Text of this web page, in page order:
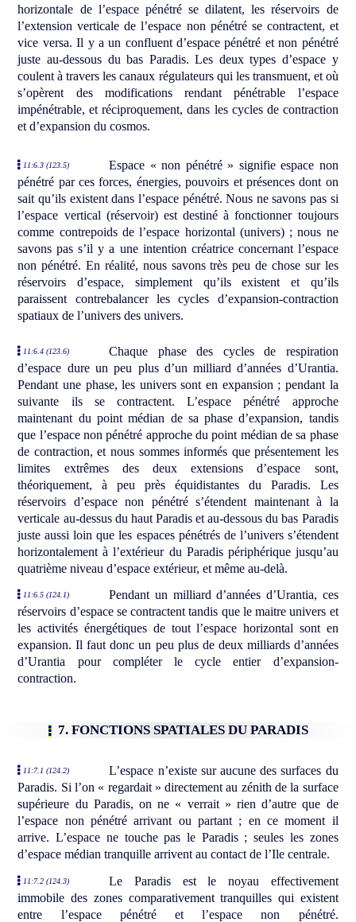
horizontale de l’espace pénétré se dilatent, les réservoirs de
l’extension verticale de l’espace non pénétré se contractent, et
vice versa. Il y a un confluent d’espace pénétré et non pénétré
juste au-dessous du bas Paradis. Les deux types d’espace y
coulent à travers les canaux régulateurs qui les transmuent, et où
s’opèrent des modifications rendant pénétrable l’espace
impénétrable, et réciproquement, dans les cycles de contraction
et d’expansion du cosmos.
11:6.3 (123.5)
Espace « non pénétré » signifie espace non
pénétré par ces forces, énergies, pouvoirs et présences dont on
sait qu’ils existent dans l’espace pénétré. Nous ne savons pas si
l’espace vertical (réservoir) est destiné à fonctionner toujours
comme contrepoids de l’espace horizontal (univers) ; nous ne
savons pas s’il y a une intention créatrice concernant l’espace
non pénétré. En réalité, nous savons très peu de chose sur les
réservoirs d’espace, simplement qu’ils existent et qu’ils
paraissent contrebalancer les cycles d’expansion-contraction
spatiaux de l’univers des univers.
11:6.4 (123.6)
Chaque phase des cycles de respiration
d’espace dure un peu plus d’un milliard d’années d’Urantia.
Pendant une phase, les univers sont en expansion ; pendant la
suivante ils se contractent. L’espace pénétré approche
maintenant du point médian de sa phase d’expansion, tandis
que l’espace non pénétré approche du point médian de sa phase
de contraction, et nous sommes informés que présentement les
limites extrêmes des deux extensions d’espace sont,
théoriquement, à peu près équidistantes du Paradis. Les
réservoirs d’espace non pénétré s’étendent maintenant à la
verticale au-dessus du haut Paradis et au-dessous du bas Paradis
juste aussi loin que les espaces pénétrés de l’univers s’étendent
horizontalement à l’extérieur du Paradis périphérique jusqu’au
quatrième niveau d’espace extérieur, et même au-delà.
11:6.5 (124.1)
Pendant un milliard d’années d’Urantia, ces
réservoirs d’espace se contractent tandis que le maitre univers et
les activités énergétiques de tout l’espace horizontal sont en
expansion. Il faut donc un peu plus de deux milliards d’années
d’Urantia pour compléter le cycle entier d’expansion-
contraction.
7. FONCTIONS SPATIALES DU PARADIS
11:7.1 (124.2)
L’espace n’existe sur aucune des surfaces du
Paradis. Si l’on « regardait » directement au zénith de la surface
supérieure du Paradis, on ne « verrait » rien d’autre que de
l’espace non pénétré arrivant ou partant ; en ce moment il
arrive. L’espace ne touche pas le Paradis ; seules les zones
d’espace médian tranquille arrivent au contact de l’Ile centrale.
11:7.2 (124.3)
Le Paradis est le noyau effectivement
immobile des zones comparativement tranquilles qui existent
entre l’espace pénétré et l’espace non pénétré.